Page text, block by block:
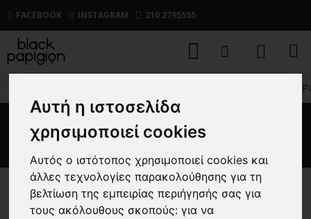
Αυτή η ιστοσελίδα
χρησιμοποιεί cookies
Αυτός ο ιστότοπος χρησιμοποιεί cookies και
άλλες τεχνολογίες παρακολούθησης για τη
βελτίωση της εμπειρίας περιήγησής σας για
τους ακόλουθους σκοπούς:για να
FACEBOOK INSTAGRAM 210 2795555
Γιλέκο Vittorio
Γιλέκο Vittorio Parma γαλάζιο